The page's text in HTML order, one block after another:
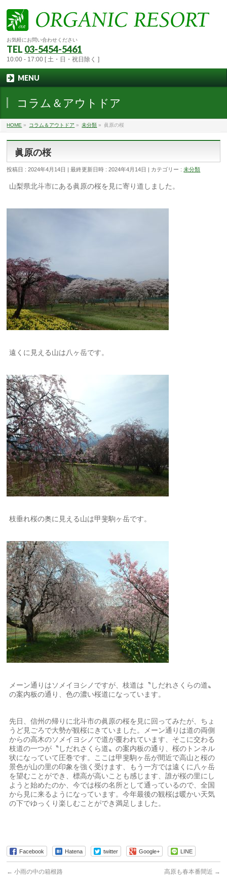
お気軽にお問い合わせください
TEL 03-5454-5461
10:00 - 17:00 [ 土・日・祝日除く ]
MENU
コラム＆アウトドア
HOME » コラム＆アウトドア » 未分類 » 眞原の桜
眞原の桜
投稿日 : 2024年4月14日 最終更新日時 : 2024年4月14日 カテゴリー :未分類
山梨県北斗市にある眞原の桜を見に寄り道しました。
遠くに見える山は八ヶ岳です。
枝垂れ桜の奥に見える山は甲斐駒ヶ岳です。
メーン通りはソメイヨシノですが、枝道は〝しだれさくらの道〟
の案内板の通り、色の濃い桜道になっています。
先日、信州の帰りに北斗市の眞原の桜を見に回ってみたが、ちょ
うど見ごろで大勢が観桜にきていました。メーン通りは道の両側
からの高木のソメイヨシノで道が覆われています、そこに交わる
枝道の一つが〝しだれさくら道〟の案内板の通り、桜のトンネル
状になっていて圧巻です。ここは甲斐駒ヶ岳が間近で高山と桜の
景色が山の里の印象を強く受けます、もう一方では遠くに八ヶ岳
を望むことができ、標高が高いことも感じます、誰が桜の里にし
ようと始めたのか、今では桜の名所として通っているので、全国
から見に来るようになっています。今年最後の観桜は暖かい天気
の下でゆっくり楽しむことができ満足しました。
Facebook Hatena twitter Google+ LINE
← 小雨の中の箱根路 高原も春本番間近 →